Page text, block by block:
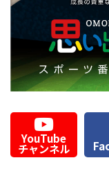
YouTube
チャンネル